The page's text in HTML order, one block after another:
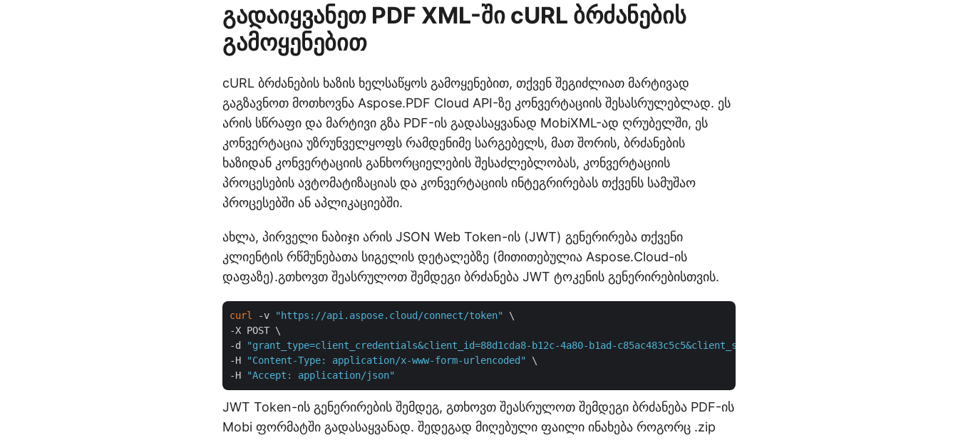
გადაიყვანეთ PDF XML-ში cURL ბრძანების
გამოყენებით
cURL ბრძანების ხაზის ხელსაწყოს გამოყენებით, თქვენ შეგიძლიათ მარტივად
გაგზავნოთ მოთხოვნა Aspose.PDF Cloud API-ზე კონვერტაციის შესასრულებლად. ეს
არის სწრაფი და მარტივი გზა PDF-ის გადასაყვანად MobiXML-ად ღრუბელში, ეს
კონვერტაცია უზრუნველყოფს რამდენიმე სარგებელს, მათ შორის, ბრძანების
ხაზიდან კონვერტაციის განხორციელების შესაძლებლობას, კონვერტაციის
პროცესების ავტომატიზაციას და კონვერტაციის ინტეგრირებას თქვენს სამუშაო
პროცესებში ან აპლიკაციებში.
ახლა, პირველი ნაბიჯი არის JSON Web Token-ის (JWT) გენერირება თქვენი
კლიენტის რწმუნებათა სიგელის დეტალებზე (მითითებულია Aspose.Cloud-ის
დაფაზე).გთხოვთ შეასრულოთ შემდეგი ბრძანება JWT ტოკენის გენერირებისთვის.
curl -v "https://api.aspose.cloud/connect/token"
\
-X POST \
-d
"grant_type=client_credentials&client_id=88d1cda8-b12c-4a80-b1ad-
-H
"Content-Type: application/x-www-form-urlencoded"
\
-H
"Accept: application/json"
JWT Token-ის გენერირების შემდეგ, გთხოვთ შეასრულოთ შემდეგი ბრძანება PDF-ის
Mobi ფორმატში გადასაყვანად. შედეგად მიღებული ფაილი ინახება როგორც .zip